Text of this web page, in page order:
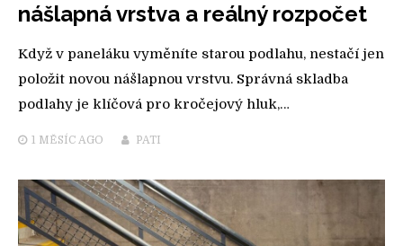
nášlapná vrstva a reálný rozpočet
Když v paneláku vyměníte starou podlahu, nestačí jen
položit novou nášlapnou vrstvu. Správná skladba
podlahy je klíčová pro kročejový hluk,…
1 MĚSÍC AGO PATI